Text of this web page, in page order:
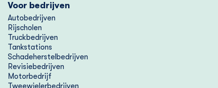
Voor bedrijven
Autobedrijven
Rijscholen
Truckbedrijven
Tankstations
Schadeherstelbedrijven
Revisiebedrijven
Motorbedrijf
Tweewielerbedrijven